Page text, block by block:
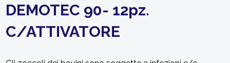
DEMOTEC 90- 12pz.
C/ATTIVATORE